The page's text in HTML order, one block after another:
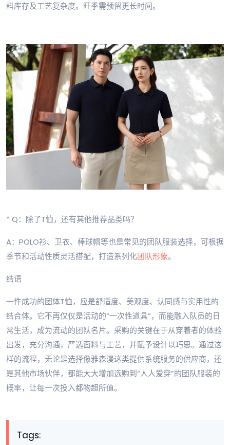
料库存及工艺复杂度。旺季需预留更长时间。
* Q：除了T恤，还有其他推荐品类吗？
A：POLO衫、卫衣、棒球帽等也是常见的团队服装选择，可根据
季节和活动性质灵活搭配，打造系列化团队形象。
结语
一件成功的团体T恤，应是舒适度、美观度、认同感与实用性的
结合体。它不再仅仅是活动的“一次性道具”，而能融入队员的日
常生活，成为流动的团队名片。采购的关键在于从穿着者的体验
出发，充分沟通，严选面料与工艺，并赋予设计以巧思。通过这
样的流程，无论是选择像雅森漫这类提供系统服务的供应商，还
是其他市场伙伴，都能大大增加选购到“人人爱穿”的团队服装的
概率，让每一次投入都物超所值。
Tags: